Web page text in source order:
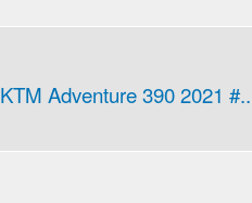
KTM Adventure 390 2021